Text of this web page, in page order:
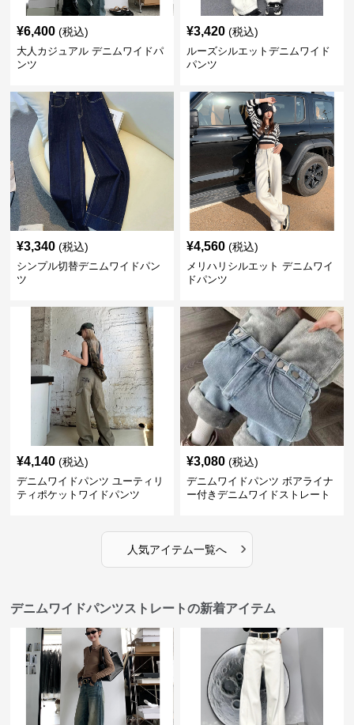
¥6,400 (税込)
大人カジュアル デニムワイドパ
ンツ
¥3,420 (税込)
ルーズシルエットデニムワイド
パンツ
¥3,340 (税込)
シンプル切替デニムワイドパン
ツ
¥4,560 (税込)
メリハリシルエット デニムワイ
ドパンツ
¥4,140 (税込)
デニムワイドパンツ ユーティリ
ティポケットワイドパンツ
¥3,080 (税込)
デニムワイドパンツ ボアライナ
ー付きデニムワイドストレート
人気アイテム一覧へ ›
デニムワイドパンツストレートの新着アイテム